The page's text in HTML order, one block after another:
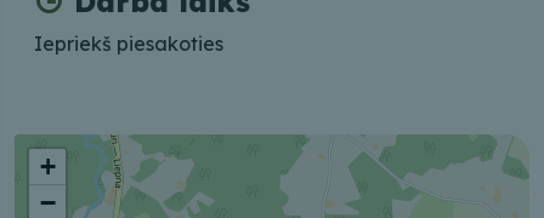
Iepriekš piesakoties
+
−